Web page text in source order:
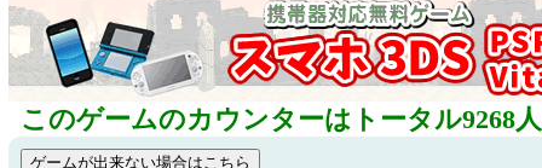
このゲームのカウンターはトータル9268